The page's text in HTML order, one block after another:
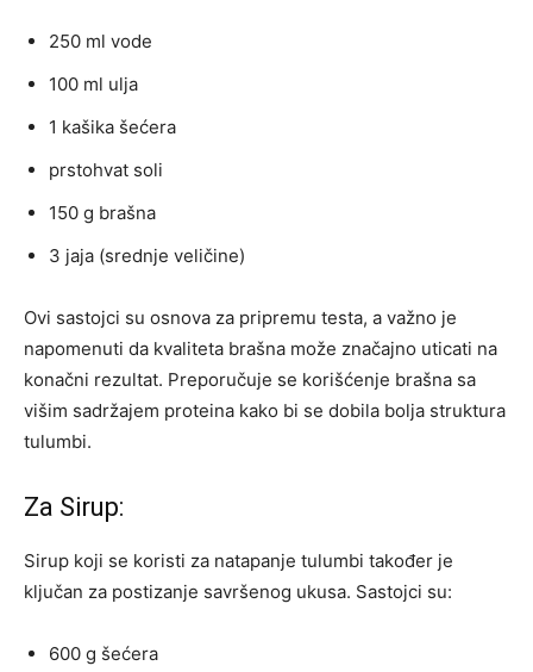
250 ml vode
100 ml ulja
1 kašika šećera
prstohvat soli
150 g brašna
3 jaja (srednje veličine)
Ovi sastojci su osnova za pripremu testa, a važno je
napomenuti da kvaliteta brašna može značajno uticati na
konačni rezultat. Preporučuje se korišćenje brašna sa
višim sadržajem proteina kako bi se dobila bolja struktura
tulumbi.
Za Sirup:
Sirup koji se koristi za natapanje tulumbi također je
ključan za postizanje savršenog ukusa. Sastojci su:
600 g šećera